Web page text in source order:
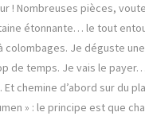
! Nombreuses pièces,
étonnante… le tout
colombages. Je déguste
de temps. Je vais le payer…
chemine d’abord sur du
» : le principe est que